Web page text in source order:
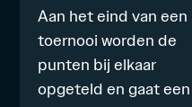
Aan het eind van een
toernooi worden de
punten bij elkaar
opgeteld en gaat een